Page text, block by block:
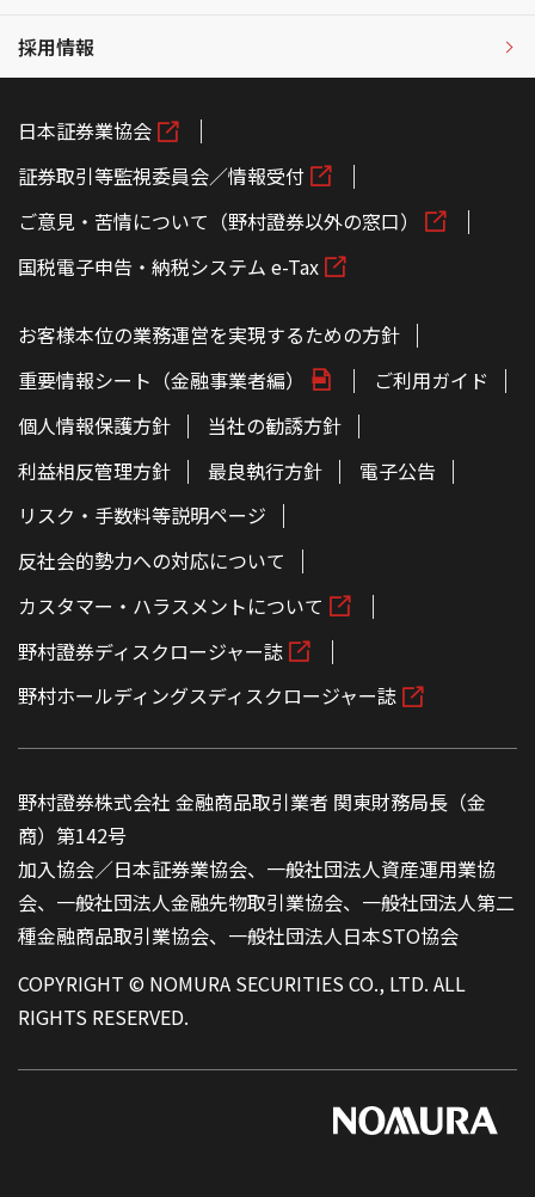
採用情報
日本証券業協会
証券取引等監視委員会／情報受付
ご意見・苦情について（野村證券以外の窓口）
国税電子申告・納税システム e-Tax
お客様本位の業務運営を実現するための方針
重要情報シート（金融事業者編）
ご利用ガイド
個人情報保護方針
当社の勧誘方針
利益相反管理方針
最良執行方針
電子公告
リスク・手数料等説明ページ
反社会的勢力への対応について
カスタマー・ハラスメントについて
野村證券ディスクロージャー誌
野村ホールディングスディスクロージャー誌
野村證券株式会社 金融商品取引業者 関東財務局長（金
商）第142号
加入協会／日本証券業協会、一般社団法人資産運用業協
会、一般社団法人金融先物取引業協会、一般社団法人第二
種金融商品取引業協会、一般社団法人日本STO協会
COPYRIGHT © NOMURA SECURITIES CO., LTD. ALL
RIGHTS RESERVED.